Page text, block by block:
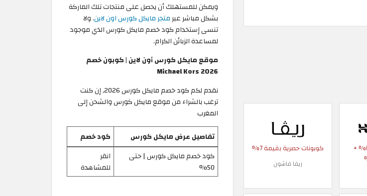
خصومات حتى 85% +
كوبونات حصرية بقيمة 7%
ريفا فاشون
ويمكن للمستهلك أن يحصل على منتجات تلك الماركة
بشكل مباشر عبرمتجر مايكل كورس اون لاين. ولا
تنسى إستخدام كود خصم مايكل كورس الذي موجود
لمساعدة الزبائن الكرام.
موقع مايكل كورس أون لاين | كوبون خصم
Michael Kors 2026
نقدم لكم كود خصم مايكل كورس 2026, إن كنت
ترغب بالشراء من موقع مايكل كورس والشحن إلى
المغرب
تفاصيل عرض مايكل كورس
كود خصم
كود خصم مايكل كورس | حتى
50%
انقر
للمشاهدة